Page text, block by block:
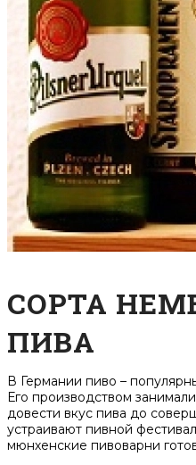
СОРТА
ПИВА
В Германии пиво –
Его производством
довести вкус пива до
устраивают пивной
мюнхенские пивоварни